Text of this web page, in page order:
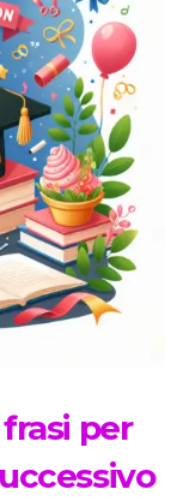
per